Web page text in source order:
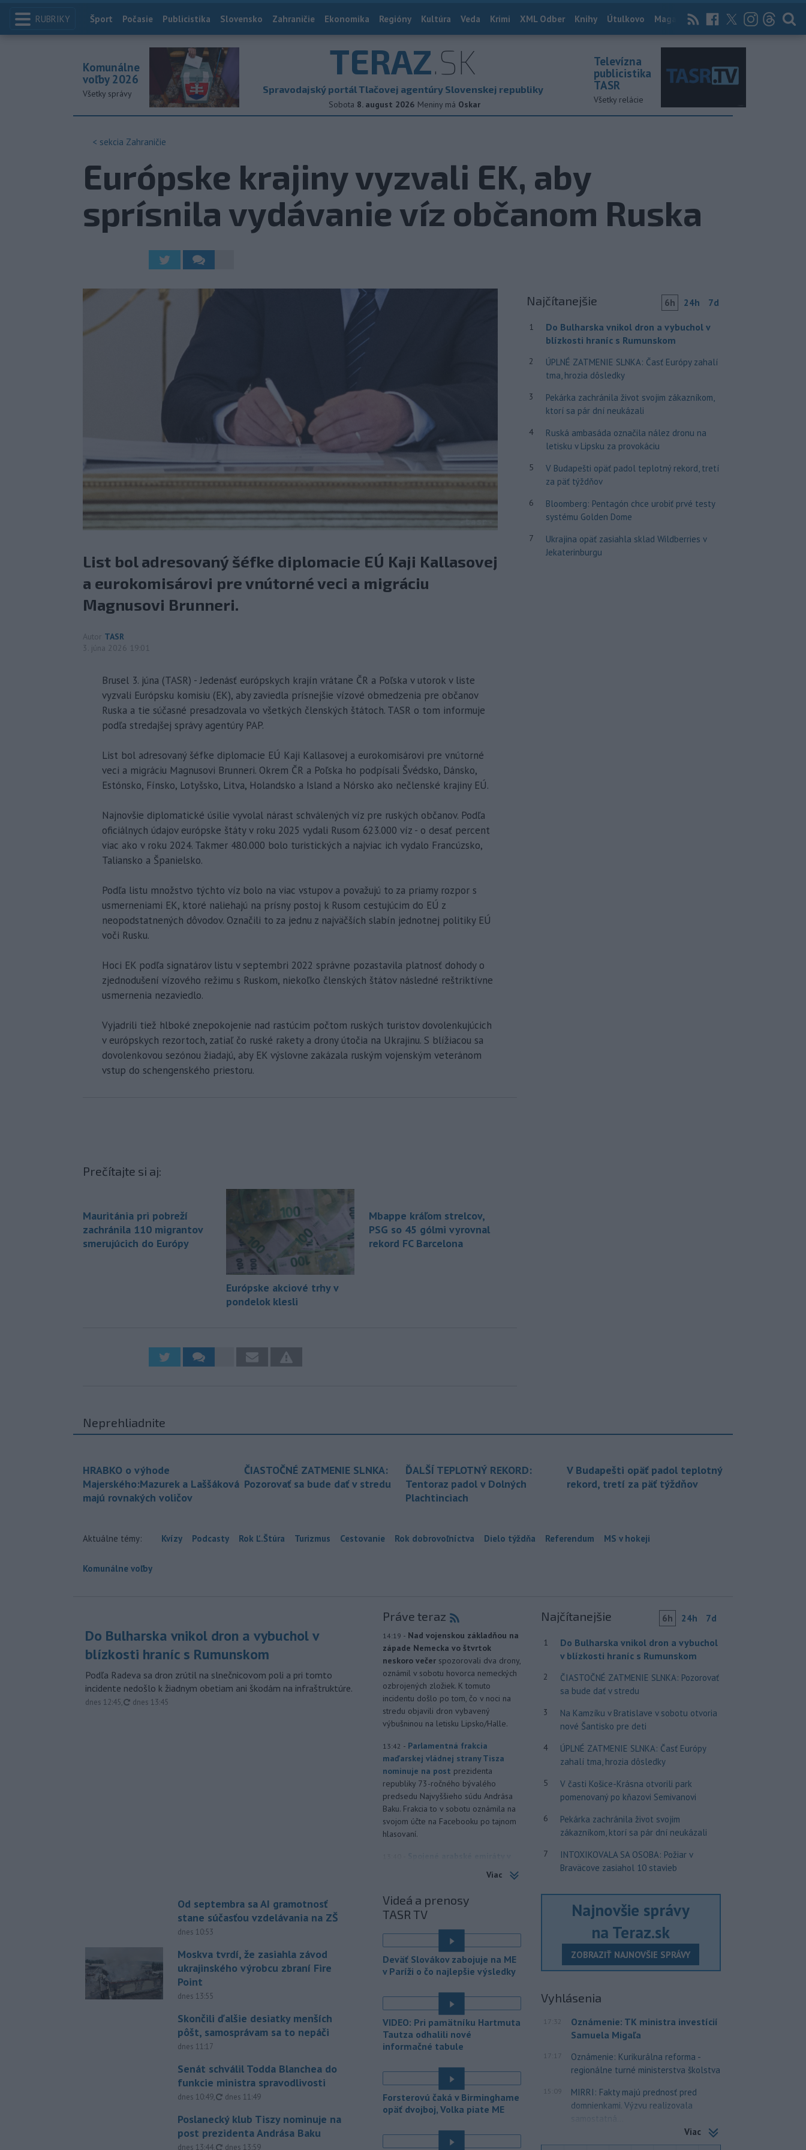
RUBRIKY Index
Šport Počasie Publicistika Slovensko Zahraničie Ekonomika Regióny Kultúra Veda Krimi XML Odber Knihy Útulkovo Magazín News Now Archív
TERAZ.SK
Spravodajský portál Tlačovej agentúry Slovenskej republiky
Sobota 8. august 2026 Meniny má Oskar
Komunálne
voľby 2026
Všetky správy
Televízna
publicistika
TASR
Všetky relácie
< sekcia Zahraničie
Európske krajiny vyzvali EK, aby
sprísnila vydávanie víz občanom Ruska
List bol adresovaný šéfke diplomacie EÚ Kaji Kallasovej
a eurokomisárovi pre vnútorné veci a migráciu
Magnusovi Brunneri.
Autor TASR
3. júna 2026 19:01
Brusel 3. júna (TASR) - Jedenásť európskych krajín vrátane ČR a Poľska v utorok v liste
vyzvali Európsku komisiu (EK), aby zaviedla prísnejšie vízové obmedzenia pre občanov
Ruska a tie súčasné presadzovala vo všetkých členských štátoch. TASR o tom informuje
podľa stredajšej správy agentúry PAP.
List bol adresovaný šéfke diplomacie EÚ Kaji Kallasovej a eurokomisárovi pre vnútorné
veci a migráciu Magnusovi Brunneri. Okrem ČR a Poľska ho podpísali Švédsko, Dánsko,
Estónsko, Fínsko, Lotyšsko, Litva, Holandsko a Island a Nórsko ako nečlenské krajiny EÚ.
Najnovšie diplomatické úsilie vyvolal nárast schválených víz pre ruských občanov. Podľa
oficiálnych údajov európske štáty v roku 2025 vydali Rusom 623.000 víz - o desať percent
viac ako v roku 2024. Takmer 480.000 bolo turistických a najviac ich vydalo Francúzsko,
Taliansko a Španielsko.
Podľa listu množstvo týchto víz bolo na viac vstupov a považujú to za priamy rozpor s
usmerneniami EK, ktoré naliehajú na prísny postoj k Rusom cestujúcim do EÚ z
neopodstatnených dôvodov. Označili to za jednu z najväčších slabín jednotnej politiky EÚ
voči Rusku.
Hoci EK podľa signatárov listu v septembri 2022 správne pozastavila platnosť dohody o
zjednodušení vízového režimu s Ruskom, niekoľko členských štátov následné reštriktívne
usmernenia nezaviedlo.
Vyjadrili tiež hlboké znepokojenie nad rastúcim počtom ruských turistov dovolenkujúcich
v európskych rezortoch, zatiaľ čo ruské rakety a drony útočia na Ukrajinu. S blížiacou sa
dovolenkovou sezónou žiadajú, aby EK výslovne zakázala ruským vojenským veteránom
vstup do schengenského priestoru.
Prečítajte si aj:
Mauritánia pri pobreží
zachránila 110 migrantov
smerujúcich do Európy
Európske akciové trhy v
pondelok klesli
Mbappe kráľom strelcov,
PSG so 45 gólmi vyrovnal
rekord FC Barcelona
Najčítanejšie 6h 24h 7d
1
Do Bulharska vnikol dron a vybuchol v
blízkosti hraníc s Rumunskom
2
ÚPLNÉ ZATMENIE SLNKA: Časť Európy zahalí
tma, hrozia dôsledky
3
Pekárka zachránila život svojim zákazníkom,
ktorí sa pár dní neukázali
4
Ruská ambasáda označila nález dronu na
letisku v Lipsku za provokáciu
5
V Budapešti opäť padol teplotný rekord, tretí
za päť týždňov
6
Bloomberg: Pentagón chce urobiť prvé testy
systému Golden Dome
7
Ukrajina opäť zasiahla sklad Wildberries v
Jekaterinburgu
Neprehliadnite
HRABKO o výhode
Majerského:Mazurek a Laššáková
majú rovnakých voličov
ČIASTOČNÉ ZATMENIE SLNKA:
Pozorovať sa bude dať v stredu
ĎALŠÍ TEPLOTNÝ REKORD:
Tentoraz padol v Dolných
Plachtinciach
V Budapešti opäť padol teplotný
rekord, tretí za päť týždňov
Aktuálne témy: Kvízy Podcasty Rok Ľ.Štúra Turizmus Cestovanie Rok dobrovoľníctva Dielo týždňa Referendum MS v hokeji
Komunálne voľby
Do Bulharska vnikol dron a vybuchol v
blízkosti hraníc s Rumunskom
Podľa Radeva sa dron zrútil na slnečnicovom poli a pri tomto
incidente nedošlo k žiadnym obetiam ani škodám na infraštruktúre.
dnes 12:45, aktualizované
dnes 13:45
Od septembra sa AI gramotnosť
stane súčasťou vzdelávania na ZŠ
dnes 10:53
Moskva tvrdí, že zasiahla závod
ukrajinského výrobcu zbraní Fire
Point
dnes 13:55
Skončili ďalšie desiatky menších
pôšt, samosprávam sa to nepáči
dnes 11:17
Senát schválil Todda Blanchea do
funkcie ministra spravodlivosti
dnes 10:49, aktualizované
dnes 11:49
Poslanecký klub Tiszy nominuje na
post prezidenta Andrása Baku
dnes 13:44, aktualizované
dnes 13:59
Práve teraz
14:19 - Nad vojenskou základňou na
západe Nemecka vo štvrtok
neskoro večer spozorovali dva drony,
oznámil v sobotu hovorca nemeckých
ozbrojených zložiek. K tomuto
incidentu došlo po tom, čo v noci na
stredu objavili dron vybavený
výbušninou na letisku Lipsko/Halle.
13:42 - Parlamentná frakcia
maďarskej vládnej strany Tisza
nominuje na post prezidenta
republiky 73-ročného bývalého
predsedu Najvyššieho súdu Andrása
Baku. Frakcia to v sobotu oznámila na
svojom účte na Facebooku po tajnom
hlasovaní.
patriaci ich štátnej spoločnosti
Abu Dhabi National Oil Company
(ADNOC), ktorý práve prechádzal
Hormuzským prielivom.
Horskí záchranári z
Oblastného strediska Horskej
záchrannej služby (HZS) Veľká Fatra
pomáhali v sobotu dopoludnia 39-
ročnej turistke v Rybovskom sedle.
12:36 - Polícia v piatok (7. 8.)
vypátrala dvoch 17-ročných
mladíkov, ktorí sú podozriví z útoku
utrpel vážne zranenia a skončil v
trnavskej nemocnici.
11:19
V niektorých okresoch na
sobotu popoludní
výstrahy prvého
Viac
Videá a prenosy
TASR TV
Deväť Slovákov zabojuje na ME
v Paríži o čo najlepšie výsledky
VIDEO: Pri pamätníku Hartmuta
Tautza odhalili nové
informačné tabule
Forsterovú čaká v Birminghame
opäť dvojboj, Volka piate ME
Najčítanejšie 6h 24h 7d
1
Do Bulharska vnikol dron a vybuchol
v blízkosti hraníc s Rumunskom
2
ČIASTOČNÉ ZATMENIE SLNKA: Pozorovať
sa bude dať v stredu
3
Na Kamzíku v Bratislave v sobotu otvoria
nové Šantisko pre deti
4
ÚPLNÉ ZATMENIE SLNKA: Časť Európy
zahalí tma, hrozia dôsledky
5
V časti Košice-Krásna otvorili park
pomenovaný po kňazovi Semivanovi
6
Pekárka zachránila život svojim
zákazníkom, ktorí sa pár dní neukázali
7
INTOXIKOVALA SA OSOBA: Požiar v
Braväcove zasiahol 10 stavieb
Najnovšie správy
na Teraz.sk
ZOBRAZIŤ NAJNOVŠIE SPRÁVY
Vyhlásenia
17:32
Oznámenie: TK ministra investícií
Samuela Migaľa
17:17
Oznámenie: Kurikurálna reforma -
regionálne turné ministerstva školstva
15:09
MIRRI: Fakty majú prednosť pred
domnienkami. Výzvu realizovala
samostatná...
Viac